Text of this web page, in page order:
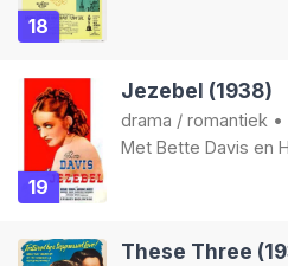
18
19
Jezebel (1938)
drama / romantiek •
Met Bette Davis en
These Three